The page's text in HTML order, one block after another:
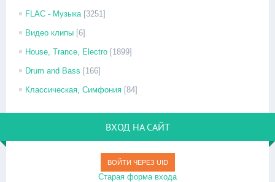
FLAC - Музыка [3251]
Видео клипы [6]
House, Trance, Electro [1899]
Drum and Bass [166]
Классическая, Симфония [84]
ВХОД НА САЙТ
ВОЙТИ ЧЕРЕЗ UID
Старая форма входа